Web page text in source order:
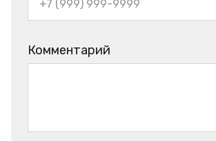
Комментарий